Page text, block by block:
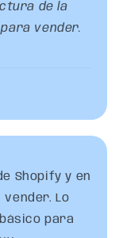
de la
vender.
Shopify y en
Lo
para